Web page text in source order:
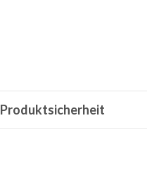
Produktsicherheit